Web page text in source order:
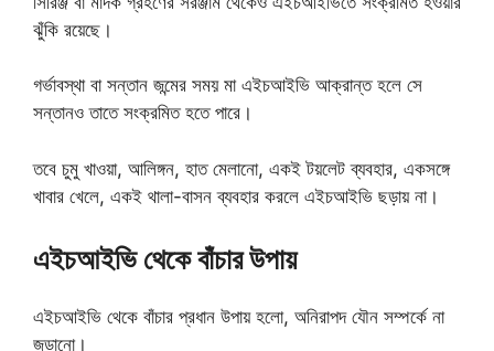
ঝুঁকি রয়েছে।
গর্ভাবস্থা বা সন্তান জন্মের সময় মা এইচআইভি আক্রান্ত হলে সে
সন্তানও তাতে সংক্রমিত হতে পারে।
তবে চুমু খাওয়া, আলিঙ্গন, হাত মেলানো, একই টয়লেট ব্যবহার, একসঙ্গে
খাবার খেলে, একই থালা-বাসন ব্যবহার করলে এইচআইভি ছড়ায় না।
এইচআইভি থেকে বাঁচার উপায়
এইচআইভি থেকে বাঁচার প্রধান উপায় হলো, অনিরাপদ যৌন সম্পর্কে না
জড়ানো।